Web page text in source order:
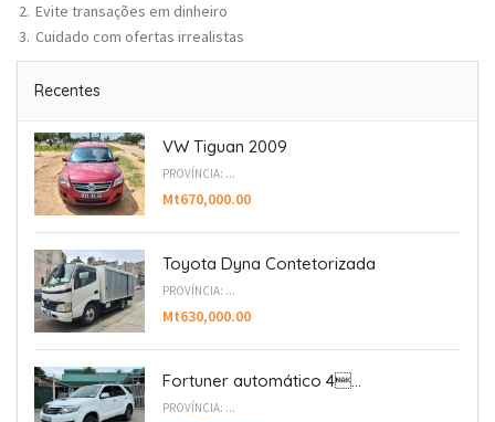
Evite transações em dinheiro
Cuidado com ofertas irrealistas
Recentes
VW Tiguan 2009
PROVÍNCIA: ...
Mt670,000.00
Toyota Dyna Contetorizada
PROVÍNCIA: ...
Mt630,000.00
Fortuner automático 4...
PROVÍNCIA: ...